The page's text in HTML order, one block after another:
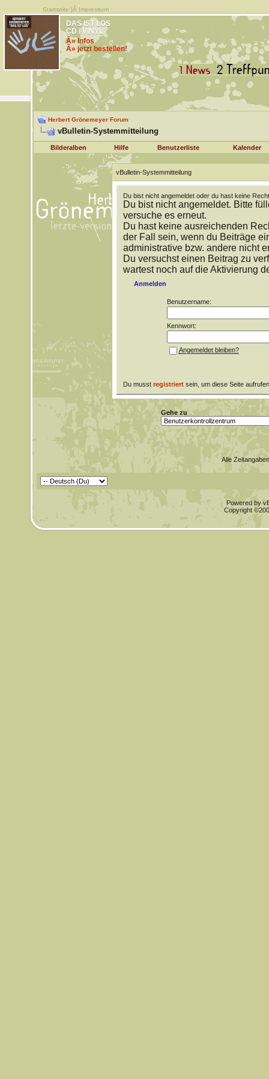
Startseite |Â Impressum
DAS IST LOS
CD / VINYL
Â» Infos
Â» jetzt bestellen!
Herbert Grönemeyer Forum
vBulletin-Systemmitteilung
Bilderalben Hilfe Benutzerliste Kalender
vBulletin-Systemmitteilung
Du bist nicht angemeldet oder du hast keine
Du bist nicht angemeldet. Bitte
versuche es erneut.
Du hast keine ausreichenden
der Fall sein, wenn du Beiträge
administrative bzw. andere nicht
Du versuchst einen Beitrag zu
wartest noch auf die Aktivierung
Anmelden
Benutzername:
Kennwort:
Angemeldet bleiben?
Du musst registriertsein, um diese Seite
Gehe zu
Alle
Powered by
Copyright